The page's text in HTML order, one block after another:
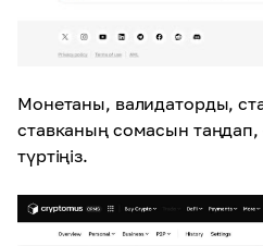
Монетаны, валидаторды,
ставканың сомасын таңдап,
түртіңіз.